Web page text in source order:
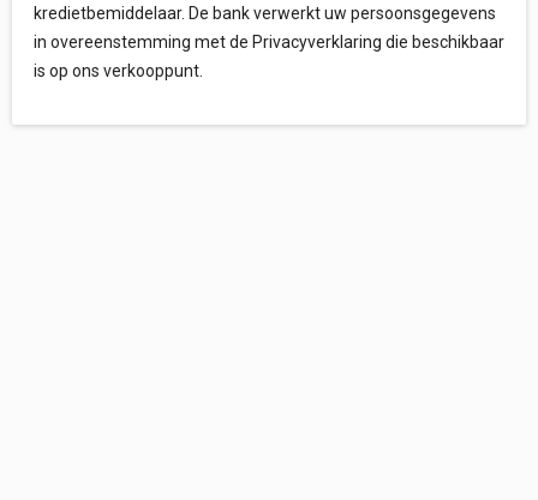
kredietbemiddelaar. De bank verwerkt uw persoonsgegevens
in overeenstemming met de Privacyverklaring die beschikbaar
is op ons verkooppunt.